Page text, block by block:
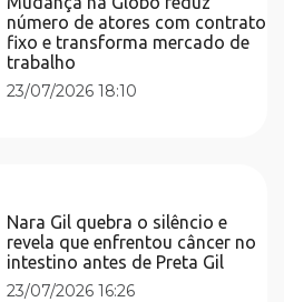
número de atores com contrato
fixo e transforma mercado de
trabalho
23/07/2026 18:10
Nara Gil quebra o silêncio e
revela que enfrentou câncer no
intestino antes de Preta Gil
23/07/2026 16:26